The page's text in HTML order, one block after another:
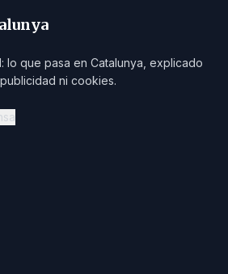
lo que pasa en Catalunya, explicado
ni cookies.